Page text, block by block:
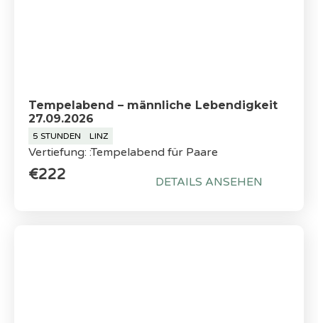
Tempelabend – männliche Lebendigkeit
27.09.2026
5 STUNDEN LINZ
Vertiefung: :Tempelabend für Paare
€222 DETAILS ANSEHEN